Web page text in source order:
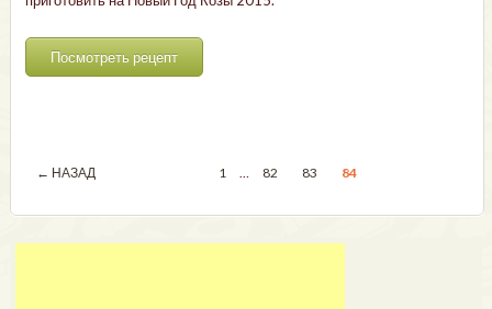
Посмотреть рецепт
← НАЗАД 1 82 83 84